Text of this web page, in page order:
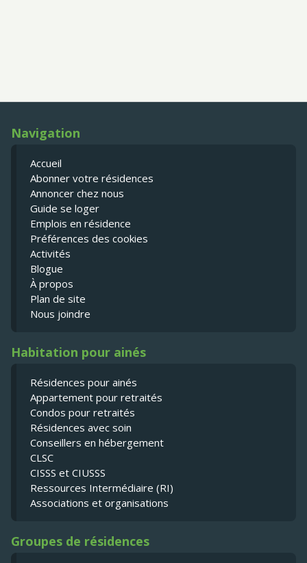
Navigation
Accueil
Abonner votre résidences
Annoncer chez nous
Guide se loger
Emplois en résidence
Préférences des cookies
Activités
Blogue
À propos
Plan de site
Nous joindre
Habitation pour ainés
Résidences pour ainés
Appartement pour retraités
Condos pour retraités
Résidences avec soin
Conseillers en hébergement
CLSC
CISSS et CIUSSS
Ressources Intermédiaire (RI)
Associations et organisations
Groupes de résidences